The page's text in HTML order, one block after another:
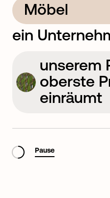
Möbel
ein
unserem
oberste
einräumt
die
Pause